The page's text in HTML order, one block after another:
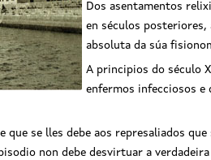
Dos asentamentos
en séculos
absoluta da súa
A principios do século
enfermos infecciosos e
que se lles debe aos represaliados
non debe desvirtuar a